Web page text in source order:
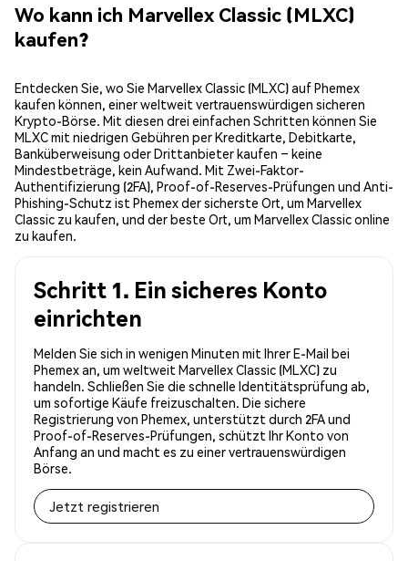
Wo kann ich Marvellex Classic (MLXC)
kaufen?
Entdecken Sie, wo Sie Marvellex Classic (MLXC) auf Phemex
kaufen können, einer weltweit vertrauenswürdigen sicheren
Krypto-Börse. Mit diesen drei einfachen Schritten können Sie
MLXC mit niedrigen Gebühren per Kreditkarte, Debitkarte,
Banküberweisung oder Drittanbieter kaufen – keine
Mindestbeträge, kein Aufwand. Mit Zwei-Faktor-
Authentifizierung (2FA), Proof-of-Reserves-Prüfungen und Anti-
Phishing-Schutz ist Phemex der sicherste Ort, um Marvellex
Classic zu kaufen, und der beste Ort, um Marvellex Classic online
zu kaufen.
Schritt 1. Ein sicheres Konto
einrichten
Melden Sie sich in wenigen Minuten mit Ihrer E-Mail bei
Phemex an, um weltweit Marvellex Classic (MLXC) zu
handeln. Schließen Sie die schnelle Identitätsprüfung ab,
um sofortige Käufe freizuschalten. Die sichere
Registrierung von Phemex, unterstützt durch 2FA und
Proof-of-Reserves-Prüfungen, schützt Ihr Konto von
Anfang an und macht es zu einer vertrauenswürdigen
Börse.
Jetzt registrieren